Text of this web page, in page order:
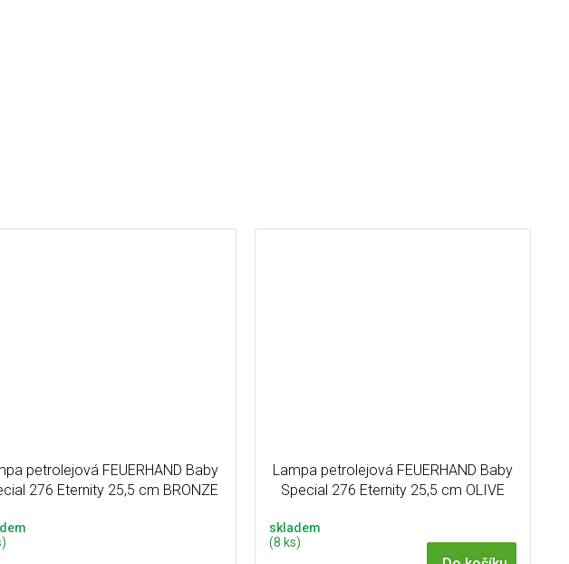
petrolejová FEUERHAND Baby
276 Eternity 25,5 cm BRONZE
Lampa petrolejová FEUERHAND Baby
Special 276 Eternity 25,5 cm OLIVE
skladem
(8 ks)